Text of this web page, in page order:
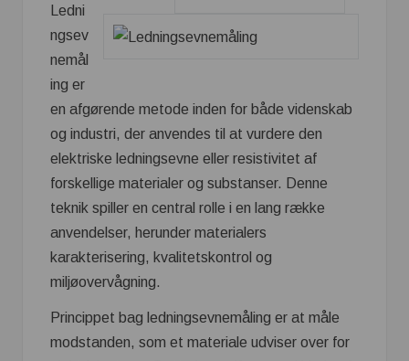
Ledni
ngsev
nemål
ing er
en afgørende metode inden for både videnskab
og industri, der anvendes til at vurdere den
elektriske ledningsevne eller resistivitet af
forskellige materialer og substanser. Denne
teknik spiller en central rolle i en lang række
anvendelser, herunder materialers
karakterisering, kvalitetskontrol og
miljøovervågning.
Princippet bag ledningsevnemåling er at måle
modstanden, som et materiale udviser over for